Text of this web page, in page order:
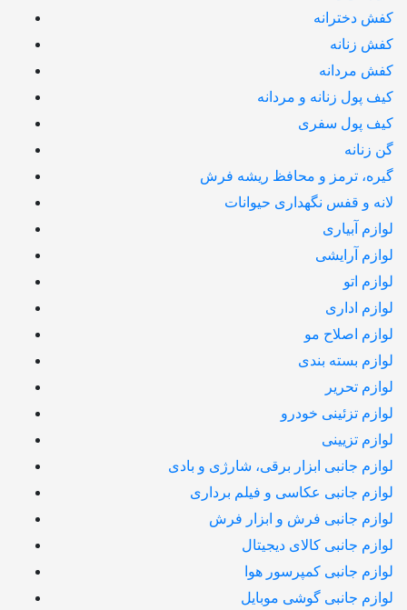
کفش دخترانه
کفش زنانه
کفش مردانه
کیف پول زنانه و مردانه
کیف پول سفری
گن زنانه
گیره، ترمز و محافظ ریشه فرش
لانه و قفس نگهداری حیوانات
لوازم آبیاری
لوازم آرایشی
لوازم اتو
لوازم اداری
لوازم اصلاح مو
لوازم بسته بندی
لوازم تحریر
لوازم تزئینی خودرو
لوازم تزیینی
لوازم جانبی ابزار برقی، شارژی و بادی
لوازم جانبی عکاسی و فیلم برداری
لوازم جانبی فرش و ابزار فرش
لوازم جانبی کالای دیجیتال
لوازم جانبی کمپرسور هوا
لوازم جانبی گوشی موبایل